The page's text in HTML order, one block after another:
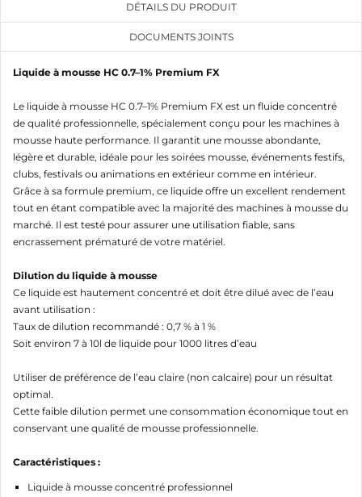
DÉTAILS DU PRODUIT
DOCUMENTS JOINTS
Liquide à mousse HC 0.7–1% Premium FX
Le liquide à mousse HC 0.7–1% Premium FX est un fluide concentré
de qualité professionnelle, spécialement conçu pour les machines à
mousse haute performance. Il garantit une mousse abondante,
légère et durable, idéale pour les soirées mousse, événements festifs,
clubs, festivals ou animations en extérieur comme en intérieur.
Grâce à sa formule premium, ce liquide offre un excellent rendement
tout en étant compatible avec la majorité des machines à mousse du
marché. Il est testé pour assurer une utilisation fiable, sans
encrassement prématuré de votre matériel.
Dilution du liquide à mousse
Ce liquide est hautement concentré et doit être dilué avec de l’eau
avant utilisation :
Taux de dilution recommandé : 0,7 % à 1 %
Soit environ 7 à 10l de liquide pour 1000 litres d’eau
Utiliser de préférence de l’eau claire (non calcaire) pour un résultat
optimal.
Cette faible dilution permet une consommation économique tout en
conservant une qualité de mousse professionnelle.
Caractéristiques :
Liquide à mousse concentré professionnel
MES LISTES
NOM DE LA LISTE D'ENVIES
Annuler Créer une liste d'envies
Vous devez être connecté pour ajouter des produits
à votre liste d'envies.